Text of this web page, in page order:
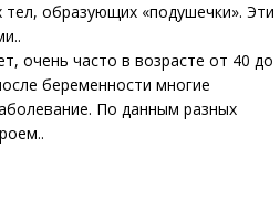
тел, образующих «подушечки». Эти
очень часто в возрасте от 40 до
беременности многие
По данным разных